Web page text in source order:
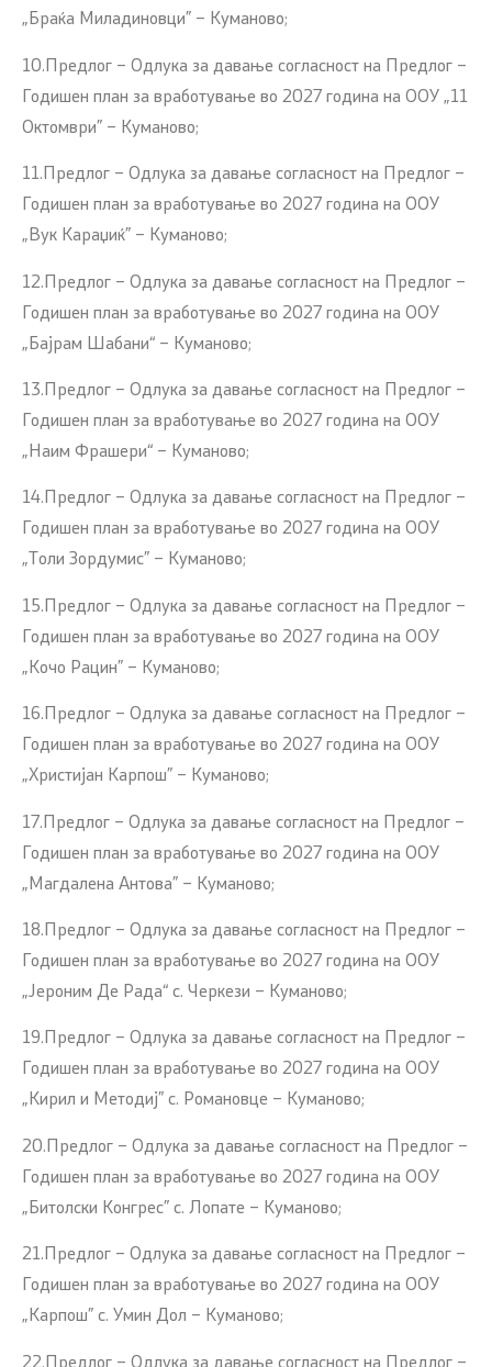
„Браќа Миладиновци” – Куманово;
10.Предлог – Одлука за давање согласност на Предлог –
Годишен план за вработување во 2027 година на ООУ „11
Октомври” – Куманово;
11.Предлог – Одлука за давање согласност на Предлог –
Годишен план за вработување во 2027 година на ООУ
„Вук Караџиќ” – Куманово;
12.Предлог – Одлука за давање согласност на Предлог –
Годишен план за вработување во 2027 година на ООУ
„Бајрам Шабани“ – Куманово;
13.Предлог – Одлука за давање согласност на Предлог –
Годишен план за вработување во 2027 година на ООУ
„Наим Фрашери“ – Куманово;
14.Предлог – Одлука за давање согласност на Предлог –
Годишен план за вработување во 2027 година на ООУ
„Толи Зордумис” – Куманово;
15.Предлог – Одлука за давање согласност на Предлог –
Годишен план за вработување во 2027 година на ООУ
„Кочо Рацин” – Куманово;
16.Предлог – Одлука за давање согласност на Предлог –
Годишен план за вработување во 2027 година на ООУ
„Христијан Карпош” – Куманово;
17.Предлог – Одлука за давање согласност на Предлог –
Годишен план за вработување во 2027 година на ООУ
„Магдалена Антова” – Куманово;
18.Предлог – Одлука за давање согласност на Предлог –
Годишен план за вработување во 2027 година на ООУ
„Јероним Де Рада“ с. Черкези – Куманово;
19.Предлог – Одлука за давање согласност на Предлог –
Годишен план за вработување во 2027 година на ООУ
„Кирил и Методиј” с. Романовце – Куманово;
20.Предлог – Одлука за давање согласност на Предлог –
Годишен план за вработување во 2027 година на ООУ
„Битолски Конгрес” с. Лопате – Куманово;
21.Предлог – Одлука за давање согласност на Предлог –
Годишен план за вработување во 2027 година на ООУ
„Карпош” с. Умин Дол – Куманово;
22.Предлог – Одлука за давање согласност на Предлог –